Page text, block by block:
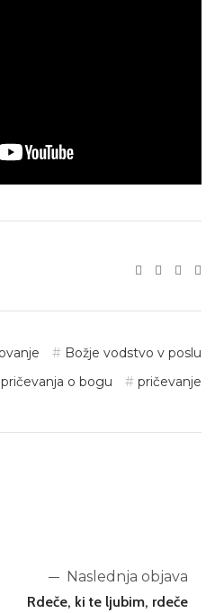
Božje vodstvo v poslu
pričevanja o bogu pričevanje
Naslednja objava
Rdeče, ki te ljubim, rdeče